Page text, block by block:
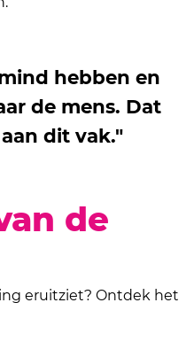
hebben en
de mens. Dat
dit vak."
de
eruitziet? Ontdek het